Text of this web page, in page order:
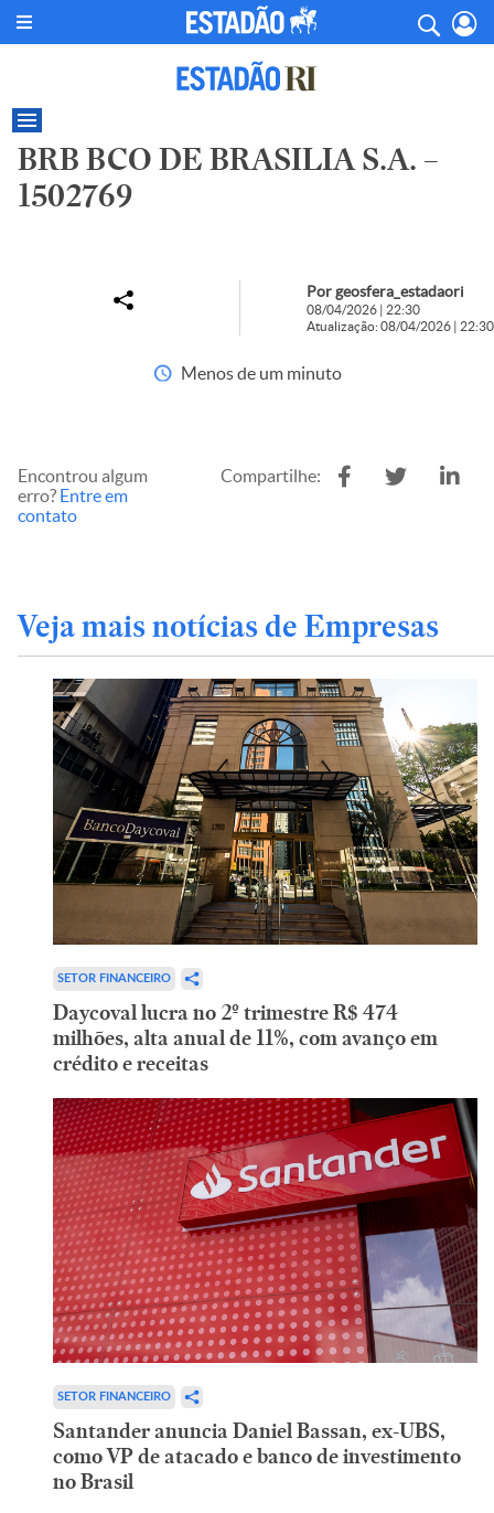
BRB BCO DE BRASILIA S.A. –
1502769
Por geosfera_estadaori
08/04/2026 | 22:30
Atualização: 08/04/2026 | 22:30
Menos de um minuto
Encontrou algum
erro? Entre em
contato
Compartilhe:
Veja mais notícias de Empresas
SETOR FINANCEIRO
Daycoval lucra no 2º trimestre R$ 474
milhões, alta anual de 11%, com avanço em
crédito e receitas
SETOR FINANCEIRO
Santander anuncia Daniel Bassan, ex-UBS,
como VP de atacado e banco de investimento
no Brasil